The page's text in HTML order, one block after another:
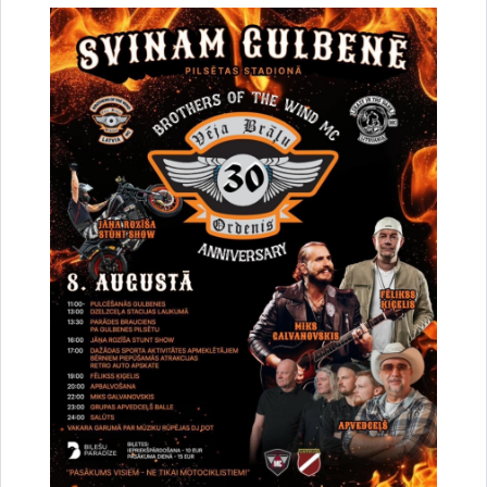
Par Gulbenes novada teritorijas
plānojumiem (Nr.8, 10.09.2009)
Drukāt lapu
Dalīties